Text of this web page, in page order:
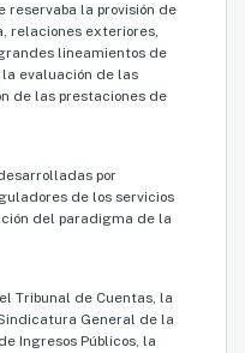
reservaba la provisión de
relaciones exteriores,
lineamientos de
evaluación de las
de las prestaciones de
por
de los servicios
del paradigma de la
Tribunal de Cuentas, la
General de la
Ingresos Públicos, la